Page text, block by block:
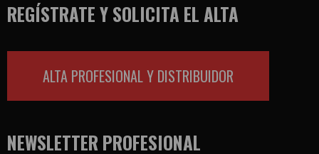
REGÍSTRATE Y SOLICITA EL ALTA
ALTA PROFESIONAL Y DISTRIBUIDOR
NEWSLETTER PROFESIONAL